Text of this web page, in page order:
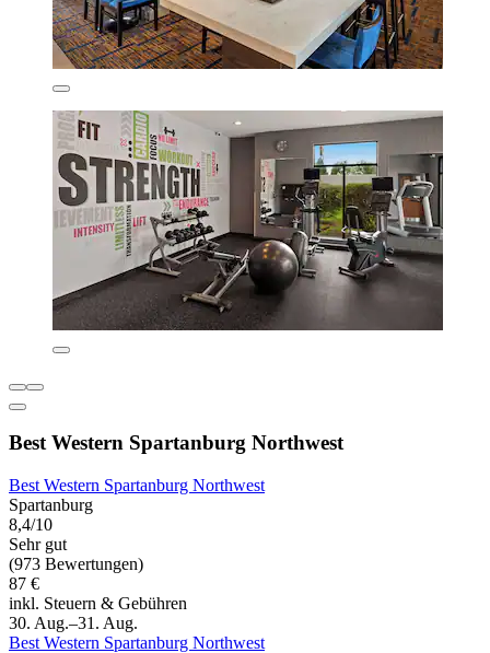
Best Western Spartanburg Northwest
Best Western Spartanburg Northwest
Spartanburg
8,4/10
Sehr gut
(973 Bewertungen)
87 €
inkl. Steuern & Gebühren
30. Aug.–31. Aug.
Best Western Spartanburg Northwest